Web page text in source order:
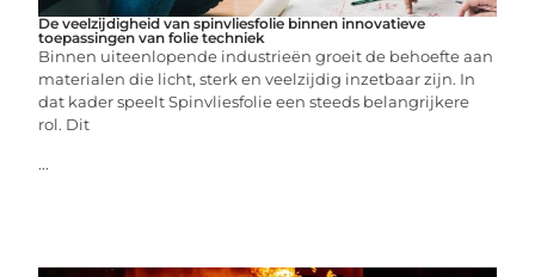
De veelzijdigheid van spinvliesfolie binnen innovatieve
toepassingen van folie techniek
Binnen uiteenlopende industrieën groeit de behoefte aan
materialen die licht, sterk en veelzijdig inzetbaar zijn. In
dat kader speelt Spinvliesfolie een steeds belangrijkere
rol. Dit
...